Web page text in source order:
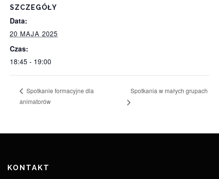
SZCZEGÓŁY
Data:
20 MAJA 2025
Czas:
18:45 - 19:00
Spotkanie formacyjne dla
animatorów
Spotkania w małych grupach
KONTAKT